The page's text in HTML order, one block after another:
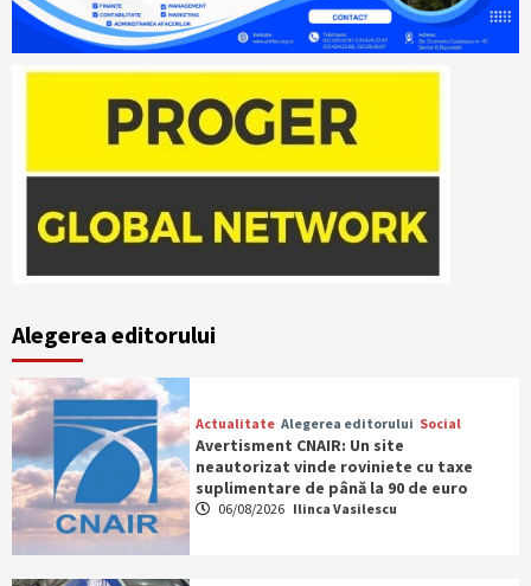
Alegerea editorului
Actualitate Alegerea editorului Social
Avertisment CNAIR: Un site
neautorizat vinde roviniete cu taxe
suplimentare de până la 90 de euro
06/08/2026 Ilinca Vasilescu